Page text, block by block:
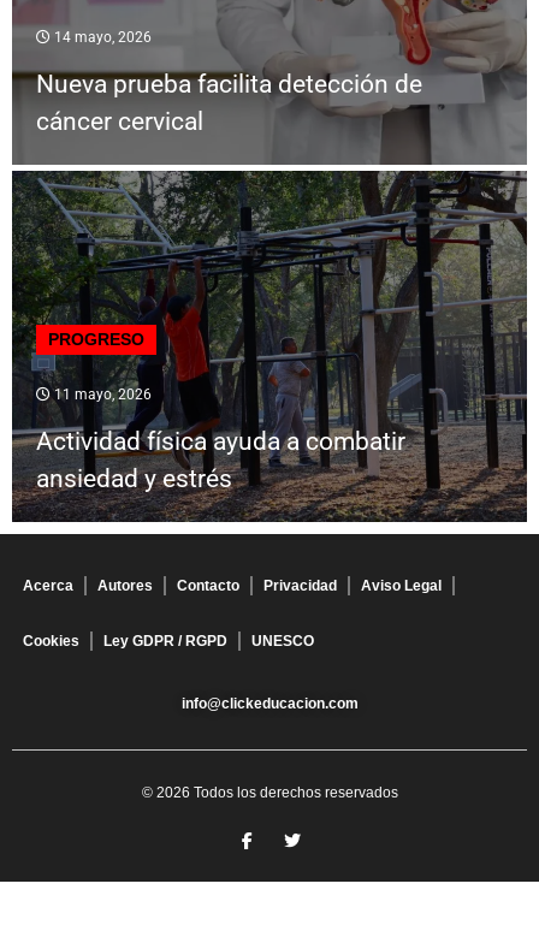
14 mayo, 2026
Nueva prueba facilita detección de
cáncer cervical
PROGRESO
11 mayo, 2026
Actividad física ayuda a combatir
ansiedad y estrés
Acerca Autores Contacto Privacidad Aviso Legal
Cookies Ley GDPR / RGPD UNESCO
info@clickeducacion.com
© 2026 Todos los derechos reservados